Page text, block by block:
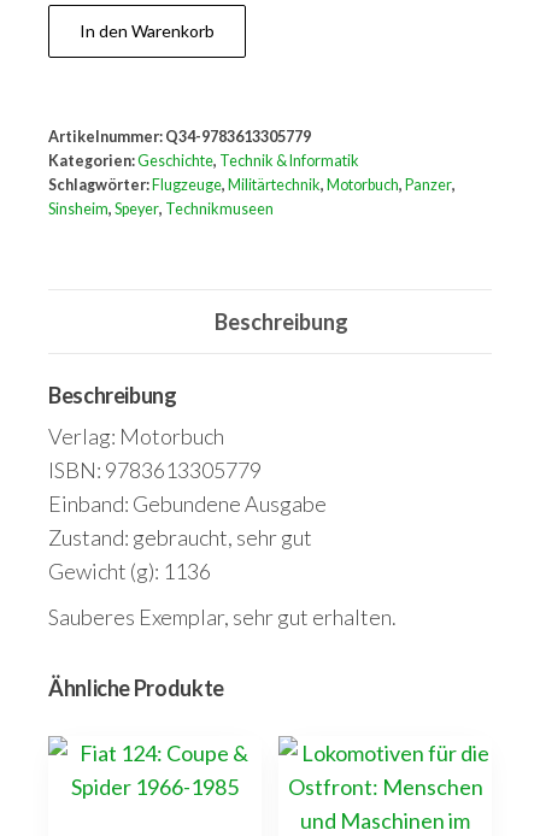
Militärtechnik
in
Museen
Sinsheim
und
-
Lokomotiven
-
Flugzeuge
Menge
In den Warenkorb
Artikelnummer: Q34-9783613305779
Kategorien:Geschichte, Technik & Informatik
Schlagwörter: Flugzeuge, Militärtechnik, Motorbuch, Panzer,
Sinsheim, Speyer, Technikmuseen
Beschreibung
Beschreibung
Verlag: Motorbuch
ISBN: 9783613305779
Einband: Gebundene Ausgabe
Zustand: gebraucht, sehr gut
Gewicht (g): 1136
Sauberes Exemplar, sehr gut erhalten.
Ähnliche Produkte